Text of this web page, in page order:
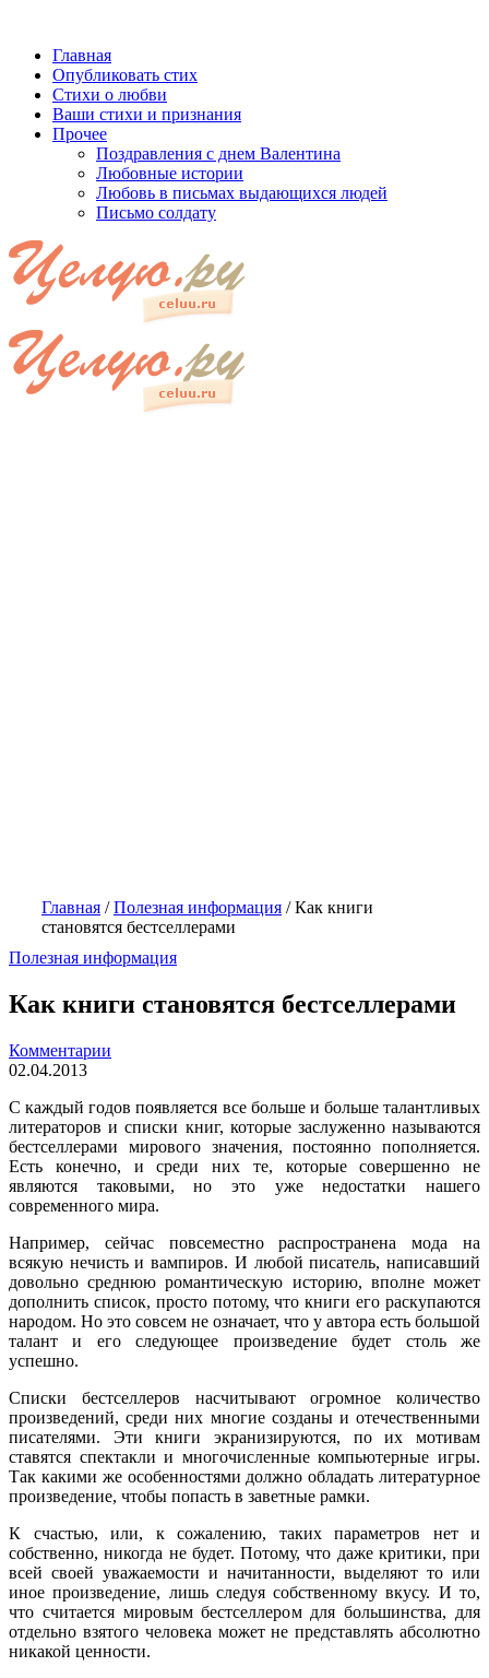
Главная
Опубликовать стих
Стихи о любви
Ваши стихи и признания
Прочее
Поздравления с днем Валентина
Любовные истории
Любовь в письмах выдающихся людей
Письмо солдату
Главная /Полезная информация /Как книги
становятся бестселлерами
Полезная информация
Как книги становятся бестселлерами
Комментарии
02.04.2013
С каждый годов появляется все больше и больше талантливых
литераторов и списки книг, которые заслуженно называются
бестселлерами мирового значения, постоянно пополняется.
Есть конечно, и среди них те, которые совершенно не
являются таковыми, но это уже недостатки нашего
современного мира.
Например, сейчас повсеместно распространена мода на
всякую нечисть и вампиров. И любой писатель, написавший
довольно среднюю романтическую историю, вполне может
дополнить список, просто потому, что книги его раскупаются
народом. Но это совсем не означает, что у автора есть большой
талант и его следующее произведение будет столь же
успешно.
Списки бестселлеров насчитывают огромное количество
произведений, среди них многие созданы и отечественными
писателями. Эти книги экранизируются, по их мотивам
ставятся спектакли и многочисленные компьютерные игры.
Так какими же особенностями должно обладать литературное
произведение, чтобы попасть в заветные рамки.
К счастью, или, к сожалению, таких параметров нет и
собственно, никогда не будет. Потому, что даже критики, при
всей своей уважаемости и начитанности, выделяют то или
иное произведение, лишь следуя собственному вкусу. И то,
что считается мировым бестселлером для большинства, для
отдельно взятого человека может не представлять абсолютно
никакой ценности.